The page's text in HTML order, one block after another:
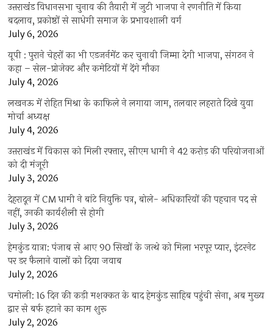
उत्तराखंंड विधानसभा चुनाव की तैयारी में जुटी भाजपा ने रणनीति में किया
बदलाव, प्रकोष्ठों से साधेगी समाज के प्रभावशाली वर्ग
July 6, 2026
यूपी : पुराने चेहरों का भी एडजर्नमेंट कर चुनावी जिम्मा देगी भाजपा, संगठन ने
कहा – सेल-प्रोजेक्ट और कमेटियों में देंगे मौका
July 4, 2026
लखनऊ में रोहित मिश्रा के काफिले ने लगाया जाम, तलवार लहराते दिखे युवा
मोर्चा अध्यक्ष
July 4, 2026
उत्तराखंड में विकास को मिली रफ्तार, सीएम धामी ने 42 करोड़ की परियोजनाओं
को दी मंजूरी
July 3, 2026
देहरादून में CM धामी ने बांटे नियुक्ति पत्र, बोले- अधिकारियों की पहचान पद से
नहीं, उनकी कार्यशैली से होगी
July 3, 2026
हेमकुंड यात्रा: पंजाब से आए 90 सिखों के जत्थे को मिला भरपूर प्यार, इंटरनेट
पर डर फैलाने वालों को दिया जवाब
July 2, 2026
चमोली: 16 दिन की कड़ी मशक्कत के बाद हेमकुंड साहिब पहुंची सेना, अब मुख्य
द्वार से बर्फ हटाने का काम शुरू
July 2, 2026